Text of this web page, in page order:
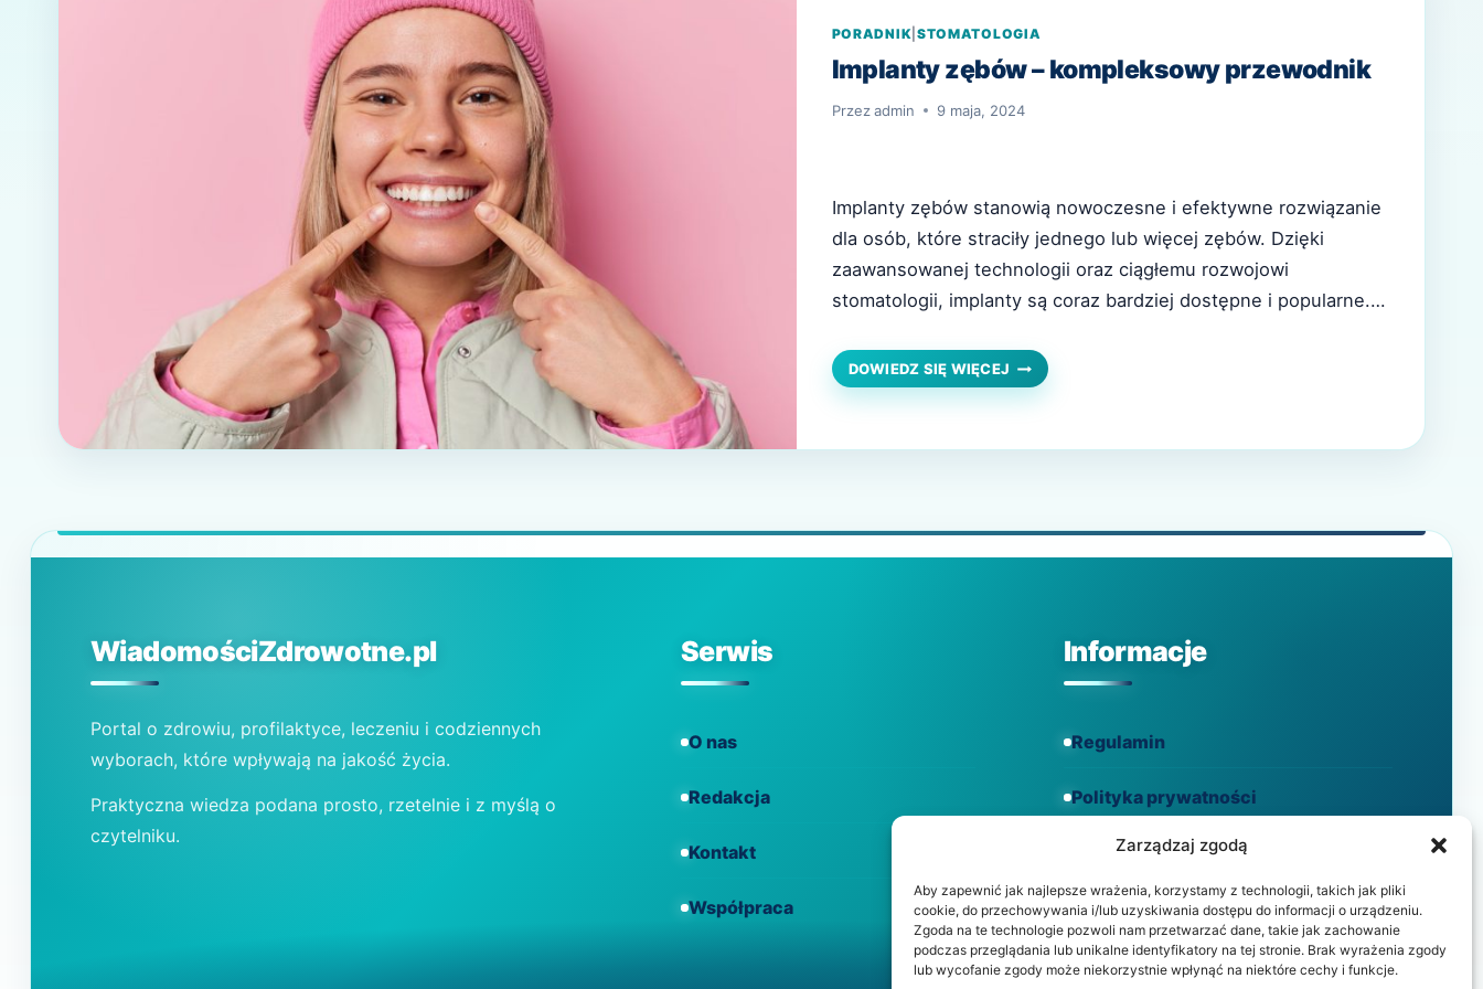
Zarządzaj zgodą
Aby zapewnić jak najlepsze wrażenia, korzystamy z technologii, takich jak pliki
cookie, do przechowywania i/lub uzyskiwania dostępu do informacji o urządzeniu.
Zgoda na te technologie pozwoli nam przetwarzać dane, takie jak zachowanie
podczas przeglądania lub unikalne identyfikatory na tej stronie. Brak wyrażenia zgody
lub wycofanie zgody może niekorzystnie wpłynąć na niektóre cechy i funkcje.
PORADNIK STOMATOLOGIA
Implanty zębów – kompleksowy przewodnik
Przez admin 9 maja, 2024
Implanty zębów stanowią nowoczesne i efektywne rozwiązanie
dla osób, które straciły jednego lub więcej zębów. Dzięki
zaawansowanej technologii oraz ciągłemu rozwojowi
stomatologii, implanty są coraz bardziej dostępne i popularne.
zalety oraz jak wygląda proces ich zakładania. Co to są implanty
zębowe? Definicja i skład…
DOWIEDZ SIĘ WIĘCEJ IMPLANTY
ZĘBÓW
PRZEWODNIK
WiadomościZdrowotne.pl
Portal o zdrowiu, profilaktyce, leczeniu i codziennych
wyborach, które wpływają na jakość życia.
Praktyczna wiedza podana prosto, rzetelnie i z myślą o
czytelniku.
Serwis
O nas
Redakcja
Kontakt
Współpraca
Informacje
Regulamin
Polityka prywatności
Polityka cookies